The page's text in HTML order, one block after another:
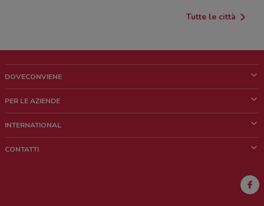
Tutte le città
DOVECONVIENE
Chi siamo
Lavora con noi
PER LE AZIENDE
Richieste commerciali e marketing
INTERNATIONAL
CONTATTI